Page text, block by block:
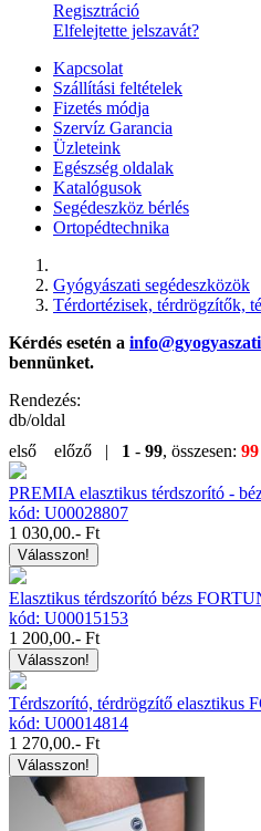
Regisztráció
Elfelejtette jelszavát?
Kapcsolat
Szállítási feltételek
Fizetés módja
Szervíz Garancia
Üzleteink
Egészség oldalak
Katalógusok
Segédeszköz bérlés
Ortopédtechnika
Gyógyászati segédeszközök
Térdortézisek, térdrögzítők,
Kérdés esetén a
bennünket.
Rendezés:
db/oldal
első előző | 1 - 99, összesen:
PREMIA elasztikus térdszorító -
kód: U00028807
1 030,00.- Ft
Válasszon!
Elasztikus térdszorító bézs
kód: U00015153
1 200,00.- Ft
Válasszon!
Térdszorító, térdrögzítő elasztikus
kód: U00014814
1 270,00.- Ft
Válasszon!